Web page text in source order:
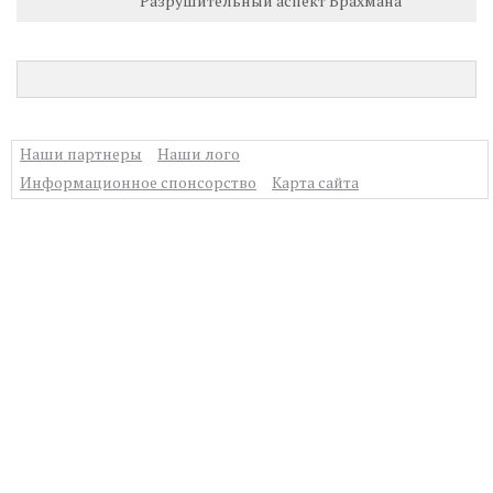
Наши партнеры
Наши лого
Информационное спонсорство
Карта сайта